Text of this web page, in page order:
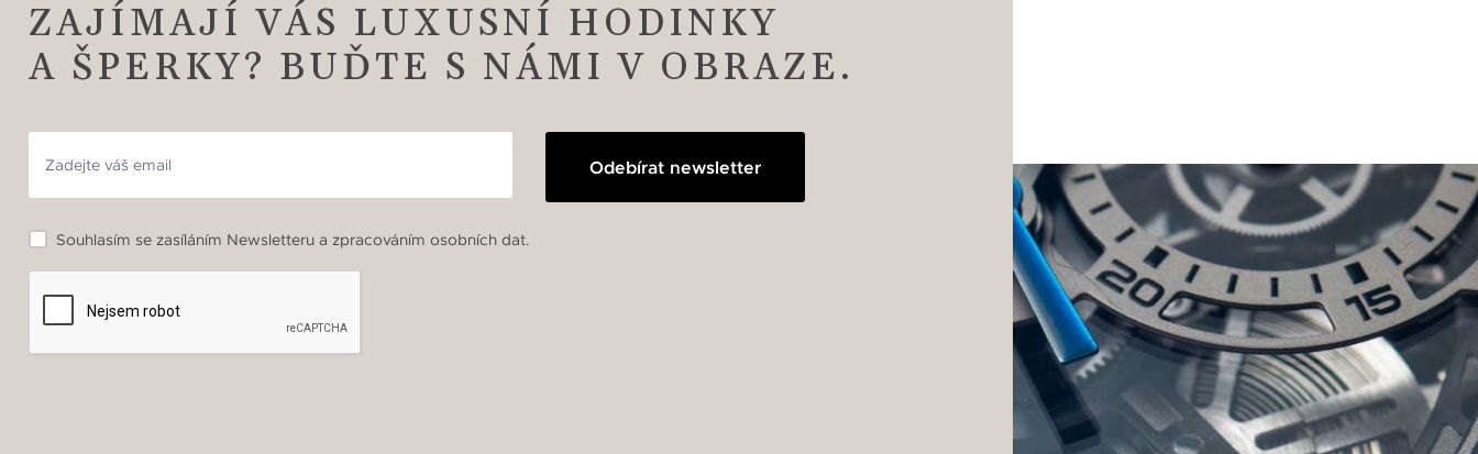
ZAJÍMAJÍ VÁS LUXUSNÍ HODINKY
A ŠPERKY? BUĎTE S NÁMI V OBRAZE.
Odebírat newsletter
Souhlasím se zasíláním Newsletteru a zpracováním osobních dat.